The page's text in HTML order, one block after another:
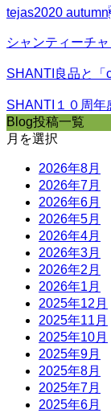
tejas2020
シャンティーチ
SHANTI良品と「
SHANTI１０周年
Blog投稿一覧
月を選択
2026年8月
2026年7月
2026年6月
2026年5月
2026年4月
2026年3月
2026年2月
2026年1月
2025年12月
2025年11月
2025年10月
2025年9月
2025年8月
2025年7月
2025年6月